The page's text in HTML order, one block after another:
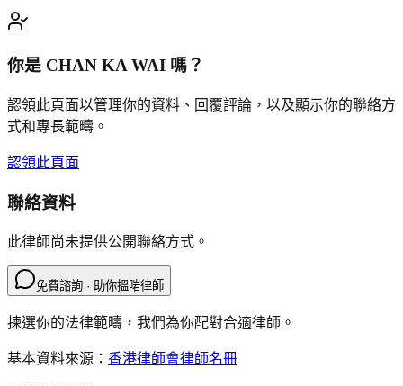
你是 CHAN KA WAI 嗎？
認領此頁面以管理你的資料、回覆評論，以及顯示你的聯絡方
式和專長範疇。
認領此頁面
聯絡資料
此律師尚未提供公開聯絡方式。
免費諮詢 · 助你搵啱律師
揀選你的法律範疇，我們為你配對合適律師。
基本資料來源： 香港律師會律師名冊